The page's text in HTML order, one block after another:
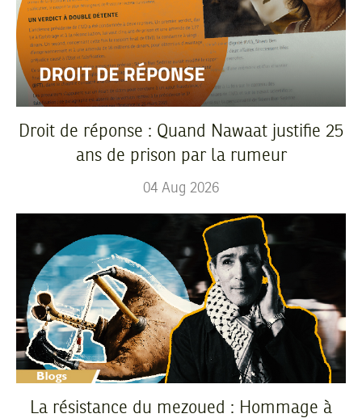
Droit de réponse : Quand Nawaat justifie 25
ans de prison par la rumeur
04 Aug 2026
La résistance du mezoued : Hommage à